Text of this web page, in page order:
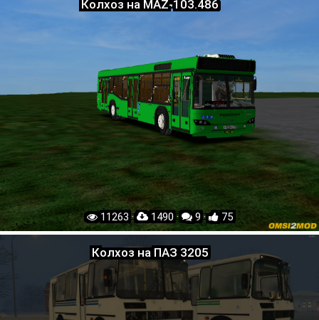
Колхоз на MAZ-103.486
11263 · 1490 · 9 · 75
Колхоз на ПАЗ 3205